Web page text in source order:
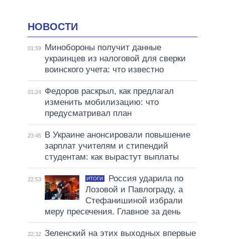
НОВОСТИ
01:59
Минобороны получит данные
украинцев из налоговой для сверки
воинского учета: что известно
01:24
Федоров раскрыл, как предлагал
изменить мобилизацию: что
предусматривал план
23:45
В Украине анонсировали повышение
зарплат учителям и стипендий
студентам: как вырастут выплаты
22:53 ИТОГИ
Россия ударила по
Лозовой и Павлограду, а
Стефанишиной избрали
меру пресечения. Главное за день
22:32 Зеленский на этих выходных впервые